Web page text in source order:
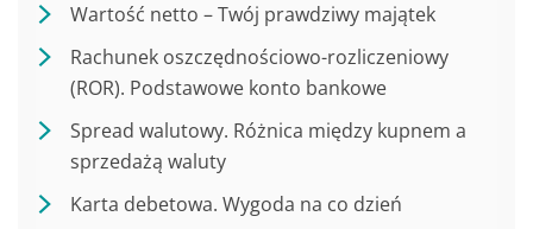
Wartość netto – Twój prawdziwy majątek
Rachunek oszczędnościowo-rozliczeniowy
(ROR). Podstawowe konto bankowe
Spread walutowy. Różnica między kupnem a
sprzedażą waluty
Karta debetowa. Wygoda na co dzień